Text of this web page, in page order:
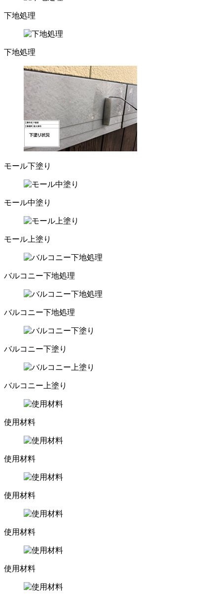
下地処理
下地処理
モール下塗り
モール中塗り
モール上塗り
バルコニー下地処理
バルコニー下地処理
バルコニー下塗り
バルコニー上塗り
使用材料
使用材料
使用材料
使用材料
使用材料